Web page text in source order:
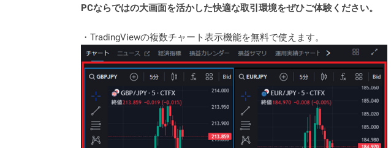
PCならではの大画面を活かした快適な取引環境をぜひご体験ください。
・TradingViewの複数チャート表示機能を無料で使えます。